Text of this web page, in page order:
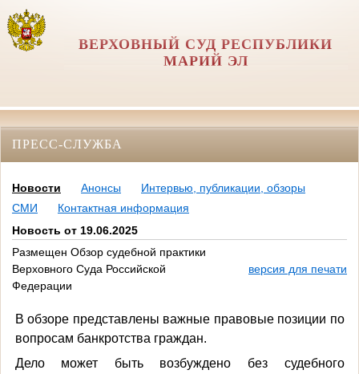
ВЕРХОВНЫЙ СУД РЕСПУБЛИКИ
МАРИЙ ЭЛ
ПРЕСС-СЛУЖБА
Новости Анонсы
Интервью, публикации, обзоры
СМИ
Контактная информация
Новость от 19.06.2025
Размещен Обзор судебной практики
Верховного Суда Российской
Федерации
версия для печати
В обзоре представлены важные правовые позиции по
вопросам банкротства граждан.
Дело может быть возбуждено без судебного